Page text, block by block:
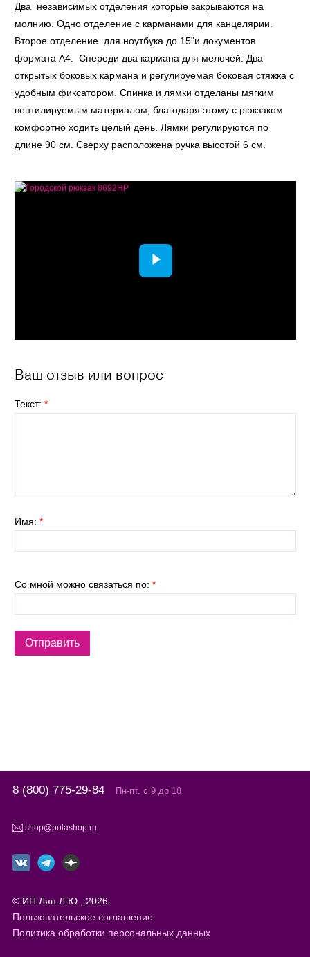
Два независимых отделения которые закрываются на
молнию. Одно отделение с карманами для канцелярии.
Второе отделение для ноутбука до 15"и документов
формата А4. Спереди два кармана для мелочей. Два
открытых боковых кармана и регулируемая боковая стяжка с
удобным фиксатором. Спинка и лямки отделаны мягким
вентилируемым материалом, благодаря этому с рюкзаком
комфортно ходить целый день. Лямки регулируются по
длине 90 см. Сверху расположена ручка высотой 6 см.
Ваш отзыв или вопрос
Текст: *
Имя: *
Со мной можно связаться по: *
8 (800) 775-29-84 Пн-пт, с 9 до 18
shop@polashop.ru
© ИП Лян Л.Ю., 2026.
Пользовательское соглашение
Политика обработки персональных данных